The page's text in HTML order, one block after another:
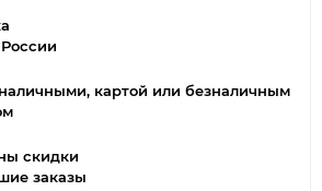
картой или безналичным
скидки
заказы